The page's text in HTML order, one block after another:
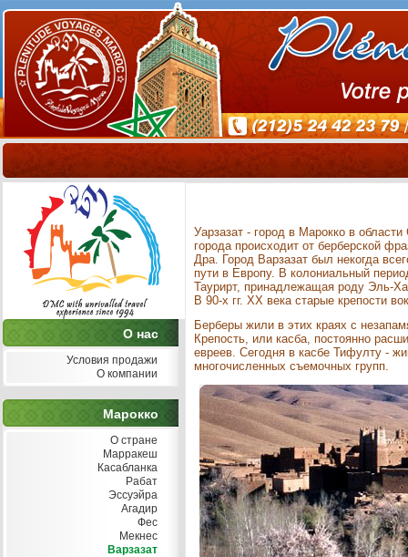
О нас
Условия продажи
О компании
Марокко
О стране
Марракеш
Касабланка
Рабат
Эссуэйра
Агадир
Фес
Мекнес
Варзазат
Уарзазат - город в Марокко в
города происходит от берберской
Дра. Город Варзазат был некогда
пути в Европу. В колониальный
Таурирт, принадлежащая роду Эль-
В 90-х гг. ХХ века старые крепости
Берберы жили в этих краях с
Крепость, или касба, постоянно
евреев. Сегодня в касбе Тифулту -
многочисленных съемочных групп.